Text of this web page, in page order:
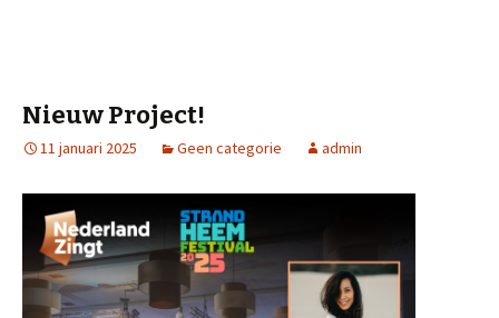
Nieuw Project!
11 januari 2025 Geen categorie admin